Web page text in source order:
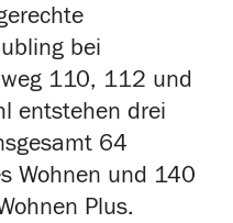
bei
110, 112 und
entstehen drei
64
Wohnen und 140
Plus.